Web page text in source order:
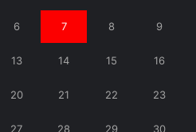
6 7 8 9
13 14 15 16
20 21 22 23
27 28 29 30